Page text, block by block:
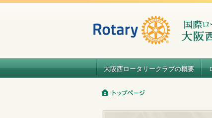
大阪西ロータリークラブの概要